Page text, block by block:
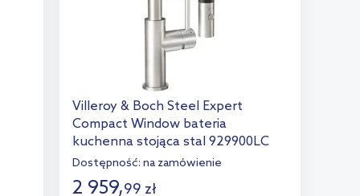
Villeroy & Boch Steel Expert
Compact Window bateria
kuchenna stojąca stal 929900LC
Dostępność: na zamówienie
2 959,99 zł